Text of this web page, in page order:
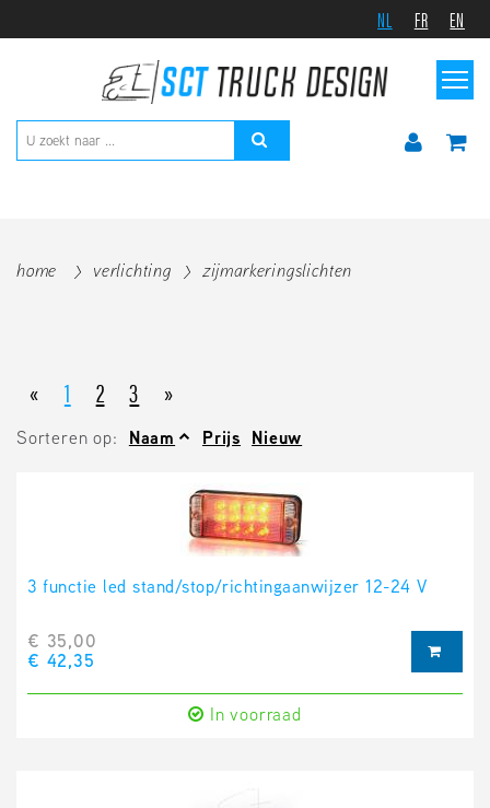
NL FR EN
home verlichting zijmarkeringslichten
« 1 2 3 »
Sorteren op: Naam Prijs Nieuw
3 functie led stand/stop/richtingaanwijzer 12-24 V
€ 35,00
€ 42,35
In voorraad